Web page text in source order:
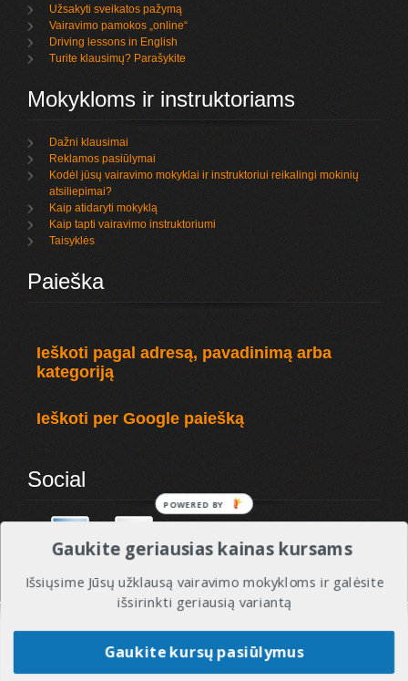
Užsakyti sveikatos pažymą
Vairavimo pamokos „online“
Driving lessons in English
Turite klausimų? Parašykite
Mokykloms ir instruktoriams
Dažni klausimai
Reklamos pasiūlymai
Kodėl jūsų vairavimo mokyklai ir instruktoriui reikalingi mokinių
atsiliepimai?
Kaip atidaryti mokyklą
Kaip tapti vairavimo instruktoriumi
Taisyklės
Paieška
Ieškoti pagal adresą, pavadinimą arba
kategoriją
Ieškoti per Google paiešką
Social
Gaukite geriausias kainas kursams
Išsiųsime Jūsų užklausą vairavimo mokykloms ir galėsite
išsirinkti geriausią variantą
Gaukite kursų pasiūlymus
POWERED BY